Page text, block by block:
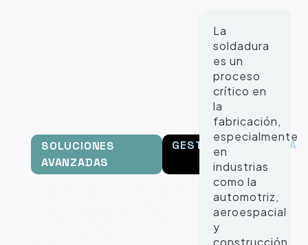
SOLUCIONES
AVANZADAS
GESTIÓN ENERGÉTICA
Monitorización de
La
soldadura
es un
proceso
crítico en
la
fabricación,
especialmente
en
industrias
como la
automotriz,
aeroespacial
y
construcción